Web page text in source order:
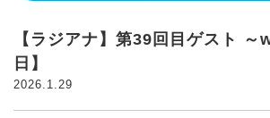
【ラジアナ】第39回目ゲスト
日】
2026.1.29